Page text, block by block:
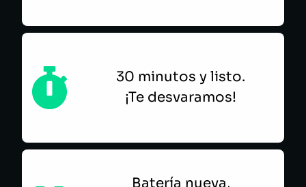
30 minutos y listo.
¡Te desvaramos!
Batería nueva,